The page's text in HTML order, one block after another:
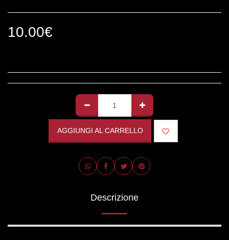
10.00€
AGGIUNGI AL CARRELLO
Descrizione